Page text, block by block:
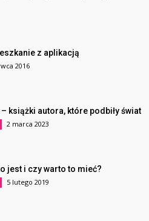
z aplikacją
2016
– książki autora, które podbiły świat
2 marca 2023
jest i czy warto to mieć?
5 lutego 2019